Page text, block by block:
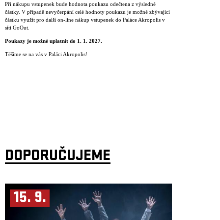
Při nákupu vstupenek bude hodnota poukazu odečtena z výsledné
částky. V případě nevyčerpání celé hodnoty poukazu je možné zbývající
částku využít pro další on-line nákup vstupenek do Paláce Akropolis v
síti GoOut.
Poukazy je možné uplatnit do 1. 1. 2027.
Těšíme se na vás v Paláci Akropolis!
DOPORUČUJEME
15. 9.